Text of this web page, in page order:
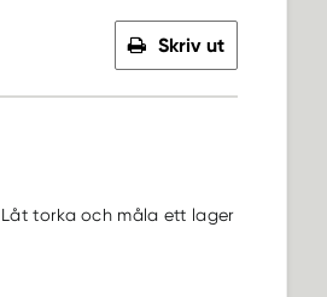
Skriv ut
torka och måla ett lager